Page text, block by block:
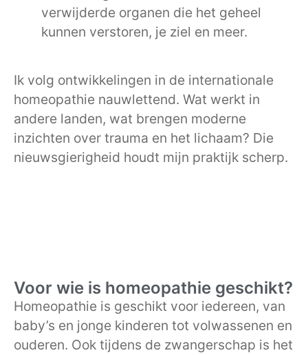
verwijderde organen die het geheel
kunnen verstoren, je ziel en meer.
Ik volg ontwikkelingen in de internationale
homeopathie nauwlettend. Wat werkt in
andere landen, wat brengen moderne
inzichten over trauma en het lichaam? Die
nieuwsgierigheid houdt mijn praktijk scherp.
Voor wie is homeopathie geschikt?
Homeopathie is geschikt voor iedereen, van
baby’s en jonge kinderen tot volwassenen en
ouderen. Ook tijdens de zwangerschap is het